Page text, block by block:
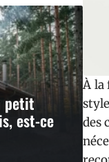
petit
est-ce
À la
des